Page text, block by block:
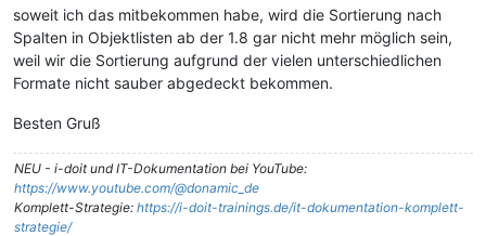
soweit ich das mitbekommen habe, wird die Sortierung nach
Spalten in Objektlisten ab der 1.8 gar nicht mehr möglich sein,
weil wir die Sortierung aufgrund der vielen unterschiedlichen
Formate nicht sauber abgedeckt bekommen.
Besten Gruß
NEU - i-doit und IT-Dokumentation bei YouTube:
https://www.youtube.com/@donamic_de
Komplett-Strategie: https://i-doit-trainings.de/it-dokumentation-komplett-
strategie/